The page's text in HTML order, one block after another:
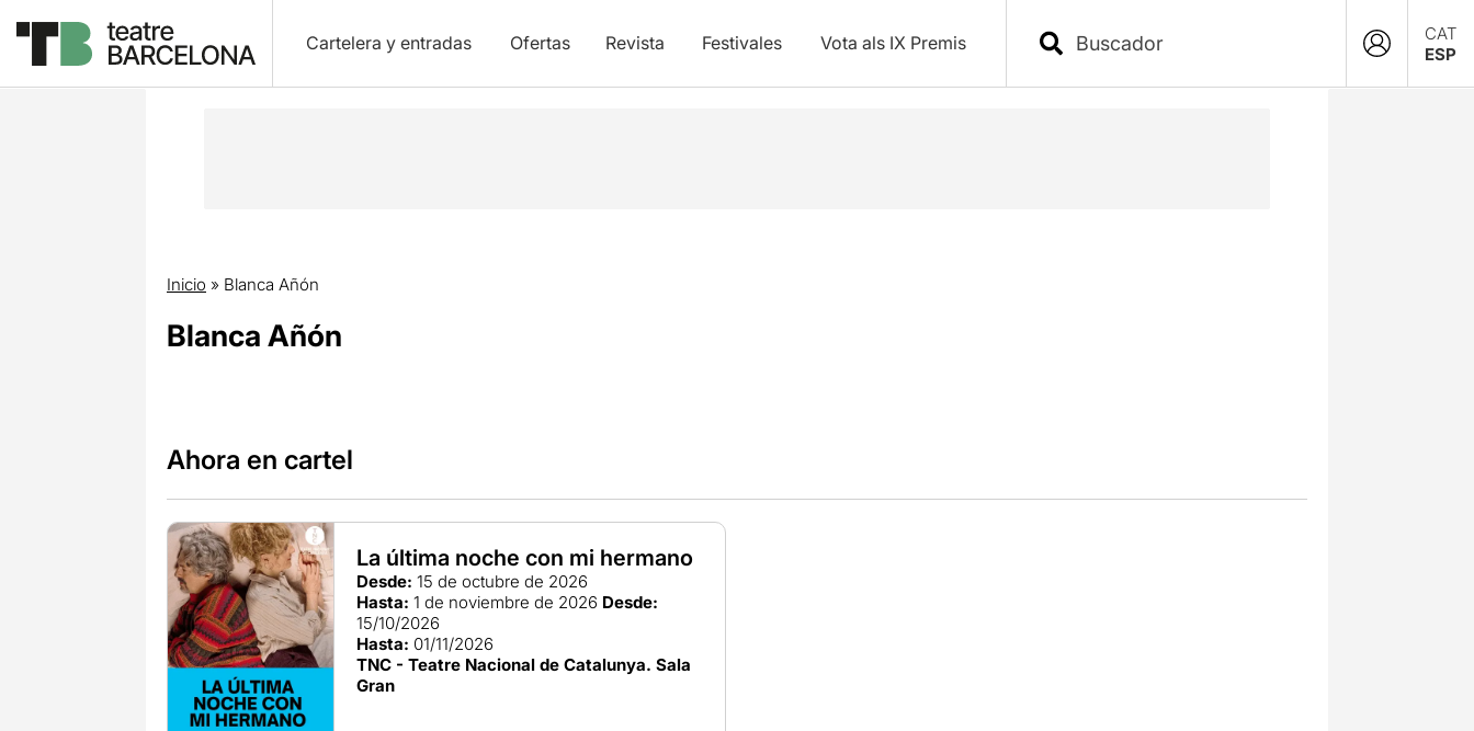
Cartelera y entradas Ofertas Revista Festivales Vota als IX Premis
CAT
ESP
Inicio » Blanca Añón
Blanca Añón
Ahora en cartel
La última noche con mi hermano
Desde: 15 de octubre de 2026
Hasta: 1 de noviembre de 2026 Desde:
15/10/2026
Hasta: 01/11/2026
TNC - Teatre Nacional de Catalunya. Sala
Gran